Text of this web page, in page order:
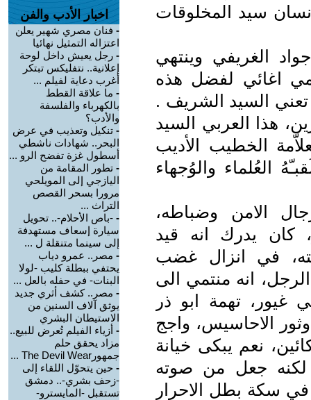
سيد المخلوقات
الغريفي وينتهي
اغائي لفضل هذه
السيد الشريف .
هذا العربي السيد
الخطيب الأديب
العُلماء والوُجهاء
الامن وضباطه،
كان يدرك انه قيد
في انزال غضب
انه منتمي الى
غيور، تهمة ابو ذر
الاحاسيس، واجج
نعم يبكى خيانة
لكنه جعل من صوته
في سكة بطل الاحرار
اخبار الأدب والفن
- فنان مصري شهير يعلن
اعتزاله التمثيل نهائيا
- رجل يعيش داخل لوحة
إعلانية.. نتفليكس تبتكر
أغرب دعاية لفيلم ...
- ما علاقة القطط
بالكهرباء والفلسفة
والأدب؟
- تنكيل وتعذيب في عرض
البحر.. شهادات ناشطي
أسطول غزة تفضح الرو ...
- تطور المقامة من
اليازجي إلى المويلحي
مرورا بسحر القصص
التراث ...
- -باص الأحلام-.. تحويل
سيارة إسعاف مستهدفة
إلى سينما متنقلة ل ...
- مصر.. عمرو دياب
يحتفي ببطلة كليب -لولا
البنات- في حفله بالعل ...
- مصر.. كشف أثري جديد
يوثق آلاف السنين من
الاستيطان البشري
- أزياء الفيلم تُعرض للبيع..
مزاد يحقق حلم
جمهورThe Devil Wear ...
- حين يتحوّل اللقاء إلى
-زحف بشري-.. دمشق
تستقبل -المايسترو-